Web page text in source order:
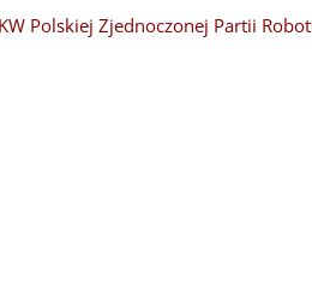
Polskiej Zjednoczonej Partii